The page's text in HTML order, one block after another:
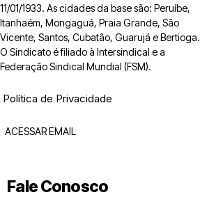
11/01/1933. As cidades da base são: Peruíbe,
Itanhaém, Mongaguá, Praia Grande, São
Vicente, Santos, Cubatão, Guarujá e Bertioga.
O Sindicato é filiado à Intersindical e a
Federação Sindical Mundial (FSM).
Política de Privacidade
ACESSAR EMAIL
Fale Conosco